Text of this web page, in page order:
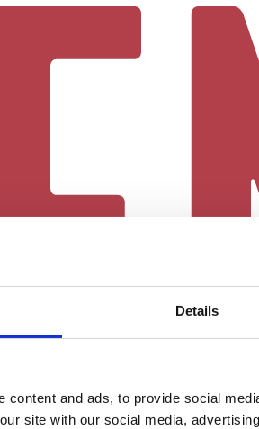
Details
content and ads, to provide social
site with our social media,